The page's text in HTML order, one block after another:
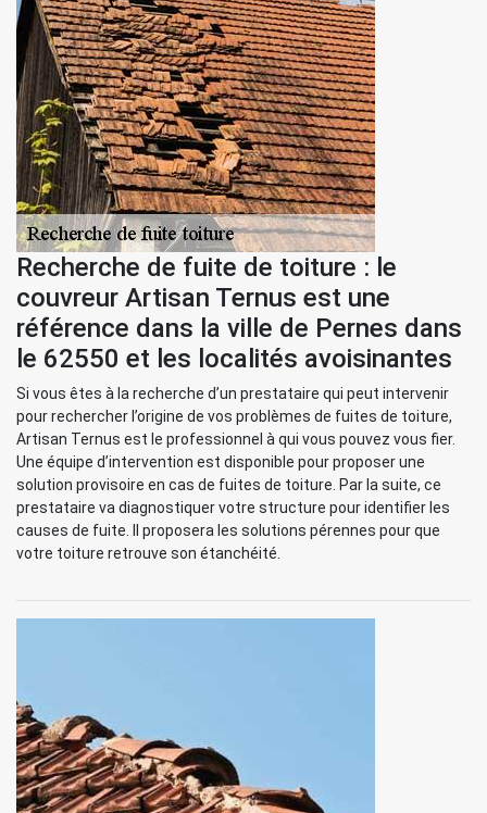
Recherche de fuite de toiture : le
couvreur Artisan Ternus est une
référence dans la ville de Pernes dans
le 62550 et les localités avoisinantes
Si vous êtes à la recherche d’un prestataire qui peut intervenir
pour rechercher l’origine de vos problèmes de fuites de toiture,
Artisan Ternus est le professionnel à qui vous pouvez vous fier.
Une équipe d’intervention est disponible pour proposer une
solution provisoire en cas de fuites de toiture. Par la suite, ce
prestataire va diagnostiquer votre structure pour identifier les
causes de fuite. Il proposera les solutions pérennes pour que
votre toiture retrouve son étanchéité.